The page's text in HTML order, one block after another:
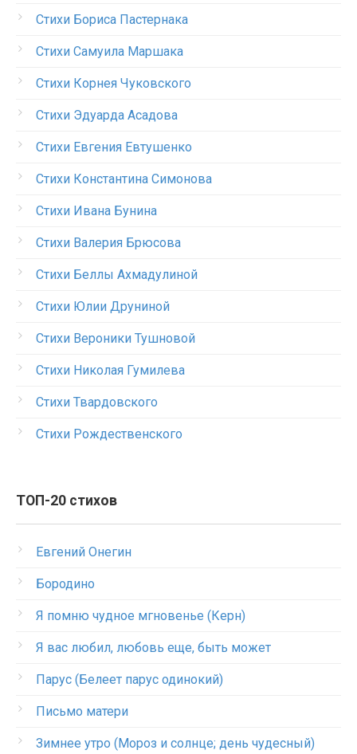
Стихи Бориса Пастернака
Стихи Самуила Маршака
Стихи Корнея Чуковского
Стихи Эдуарда Асадова
Стихи Евгения Евтушенко
Стихи Константина Симонова
Стихи Ивана Бунина
Стихи Валерия Брюсова
Стихи Беллы Ахмадулиной
Стихи Юлии Друниной
Стихи Вероники Тушновой
Стихи Николая Гумилева
Стихи Твардовского
Стихи Рождественского
ТОП-20 стихов
Евгений Онегин
Бородино
Я помню чудное мгновенье (Керн)
Я вас любил, любовь еще, быть может
Парус (Белеет парус одинокий)
Письмо матери
Зимнее утро (Мороз и солнце; день чудесный)